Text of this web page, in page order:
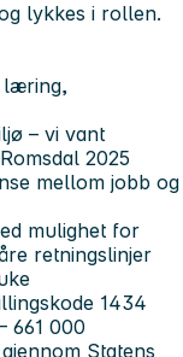
lykkes i rollen.
læring,
– vi vant
2025
mellom jobb og
mulighet for
retningslinjer
1434
661 000
Statens